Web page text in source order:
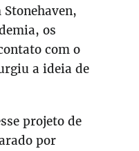
os
com o
a ideia de
projeto de
por